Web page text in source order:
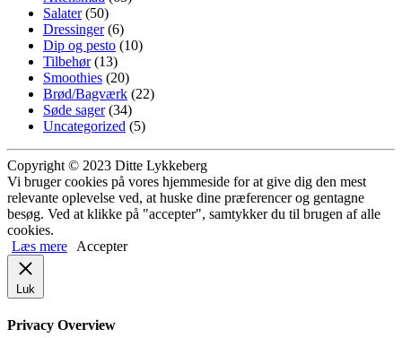
Salater(50)
Dressinger(6)
Dip og pesto (10)
Tilbehør(13)
Smoothies (20)
Brød/Bagværk (22)
Søde sager(34)
Uncategorized (5)
Copyright © 2023 Ditte Lykkeberg
Vi bruger cookies på vores hjemmeside for at give dig den mest
relevante oplevelse ved, at huske dine præferencer og gentagne
besøg. Ved at klikke på "accepter", samtykker du til brugen af alle
cookies.
Læs mere
Accepter
Luk
Privacy Overview